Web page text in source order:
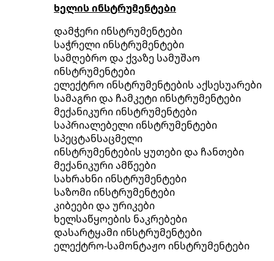
ხელის ინსტრუმენტები
დამჭერი ინსტრუმენტები
საჭრელი ინსტრუმენტები
სამღებრო და ქვაზე სამუშაო
ინსტრუმენტები
ელექტრო ინსტრუმენტების აქსესუარები
სამაგრი და ჩამკეტი ინსტრუმენტები
მექანიკური ინსტრუმენტები
საპრიალებელი ინსტრუმენტები
სპეცტანსაცმელი
ინსტრუმენტების ყუთები და ჩანთები
მექანიკური ამწეები
სახრახნი ინსტრუმენტები
საზომი ინსტრუმენტები
კიბეები და ურიკები
ხელსაწყოების ნაკრებები
დასარტყამი ინსტრუმენტები
ელექტრო-სამონტაჟო ინსტრუმენტები